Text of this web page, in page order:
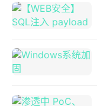
于